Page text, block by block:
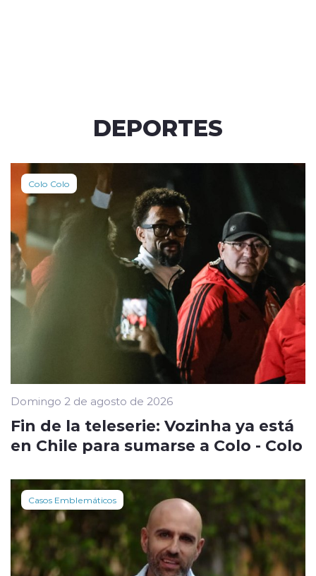
DEPORTES
Colo Colo
Domingo 2 de agosto de 2026
Fin de la teleserie: Vozinha ya está
en Chile para sumarse a Colo - Colo
Casos Emblemáticos